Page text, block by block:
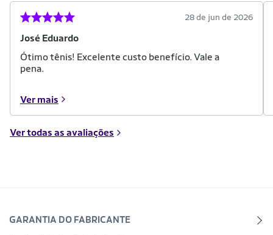
José Eduardo
28 de jun de 2026
Ótimo tênis! Excelente custo benefício. Vale a
pena.
Ver mais
Ver todas as avaliações
GARANTIA DO FABRICANTE